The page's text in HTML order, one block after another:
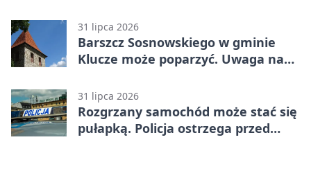
31 lipca 2026
Barszcz Sosnowskiego w gminie
Klucze może poparzyć. Uwaga na
31 lipca 2026
Rozgrzany samochód może stać się
pułapką. Policja ostrzega przed